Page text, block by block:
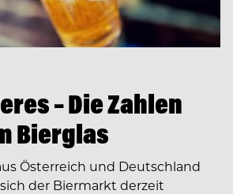
– Die Zahlen
Bierglas
Österreich und Deutschland
der Biermarkt derzeit